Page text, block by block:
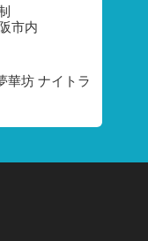
市内
華坊 ナイトラ